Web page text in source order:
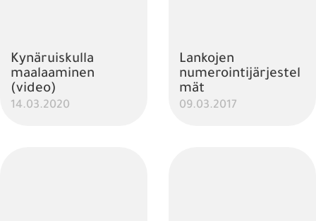
Kynäruiskulla
maalaaminen
(video)
14.03.2020
Lankojen
numerointijärjestel
mät
09.03.2017